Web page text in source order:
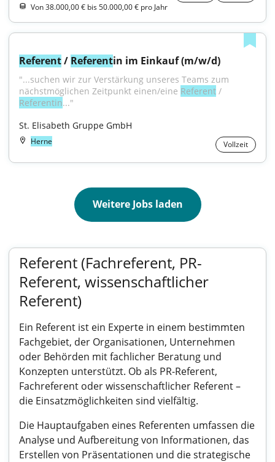
Von 38.000,00 € bis 50.000,00 € pro Jahr
Referent / Referentin im Einkauf (m/w/d)
"...suchen wir zur Verstärkung unseres Teams zum
nächstmöglichen Zeitpunkt einen/eine Referent
Referentin..."
St. Elisabeth Gruppe GmbH
Herne Vollzeit
Weitere Jobs laden
Referent (Fachreferent, PR-
Referent, wissenschaftlicher
Referent)
Ein Referent ist ein Experte in einem bestimmten
Fachgebiet, der Organisationen, Unternehmen
oder Behörden mit fachlicher Beratung und
Konzepten unterstützt. Ob als PR-Referent,
Fachreferent oder wissenschaftlicher Referent –
die Einsatzmöglichkeiten sind vielfältig.
Die Hauptaufgaben eines Referenten umfassen die
Analyse und Aufbereitung von Informationen, das
Erstellen von Präsentationen und die strategische